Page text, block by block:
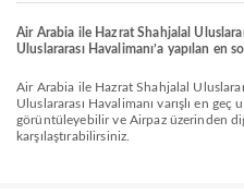
Air Arabia ile Hazrat Shahjalal
Uluslararası Havalimanı’a yapılan en
Air Arabia ile Hazrat Shahjalal Uluslararası Havalimanı çıkışlı Sharjah
Uluslararası Havalimanı varışlı en
görüntüleyebilir ve Airpaz üzerinden
karşılaştırabilirsiniz.